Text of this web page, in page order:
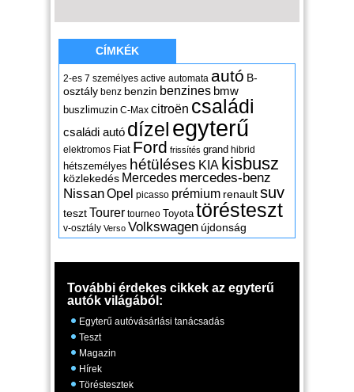
CÍMKÉK
2-es 7 személyes active automata autó B-
osztály benz benzin benzines bmw
buszlimuzin C-Max citroën családi
családi autó dízel egyterű
elektromos Fiat Ford frissítés grand hibrid
hétszemélyes hétüléses KIA kisbusz
közlekedés Mercedes mercedes-benz
NissanOpel picasso prémium renaultsuv
tesztTourer tourneo Toyota törésteszt
v-osztály Verso Volkswagen újdonság
További érdekes cikkek az egyterű
autók világából:
Egyterű autóvásárlási tanácsadás
Teszt
Magazin
Hírek
Töréstesztek